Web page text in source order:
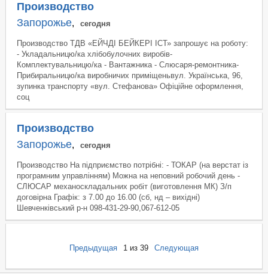
Производство
Запорожье, сегодня
Производство ТДВ «ЕЙЧДІ БЕЙКЕРІ ІСТ» запрошує на роботу:
- Укладальницю/ка хлібобулочних виробів-
Комплектувальницю/ка - Вантажника - Слюсаря-ремонтника-
Прибиральницю/ка виробничих приміщеньвул. Українська, 96,
зупинка транспорту «вул. Стефанова» Офіційне оформлення,
соц
Производство
Запорожье, сегодня
Производство На підприємство потрібні: - ТОКАР (на верстат із
програмним управлінням) Можна на неповний робочий день -
СЛЮСАР механоскладальних робіт (виготовлення МК) З/п
договірна Графік: з 7.00 до 16.00 (сб, нд – вихідні)
Шевченківський р-н 098-431-29-90,067-612-05
Предыдущая 1 из 39 Следующая